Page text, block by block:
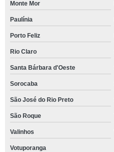
Monte Mor
Paulínia
Porto Feliz
Rio Claro
Santa Bárbara d'Oeste
Sorocaba
São José do Rio Preto
São Roque
Valinhos
Votuporanga